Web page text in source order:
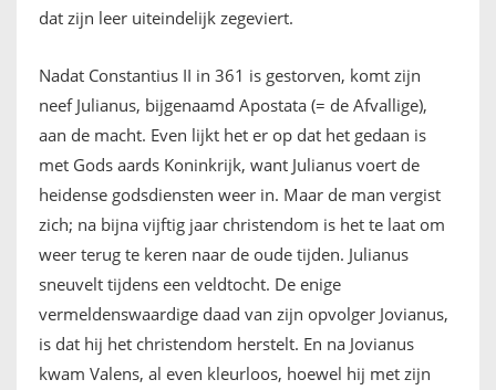
dat zijn leer uiteindelijk zegeviert.
Nadat Constantius II in 361 is gestorven, komt zijn
neef Julianus, bijgenaamd Apostata (= de Afvallige),
aan de macht. Even lijkt het er op dat het gedaan is
met Gods aards Koninkrijk, want Julianus voert de
heidense godsdiensten weer in. Maar de man vergist
zich; na bijna vijftig jaar christendom is het te laat om
weer terug te keren naar de oude tijden. Julianus
sneuvelt tijdens een veldtocht. De enige
vermeldenswaardige daad van zijn opvolger Jovianus,
is dat hij het christendom herstelt. En na Jovianus
kwam Valens, al even kleurloos, hoewel hij met zijn